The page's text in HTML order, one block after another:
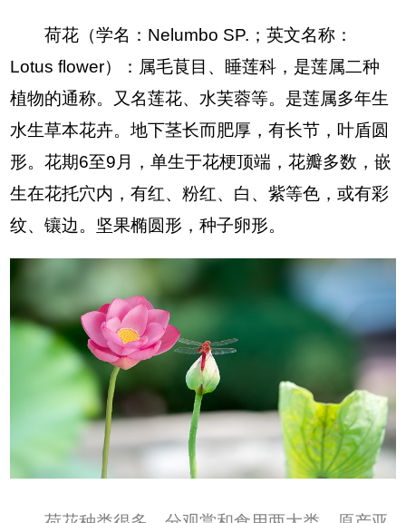
荷花（学名：Nelumbo SP.；英文名称：
Lotus flower）：属毛茛目、睡莲科，是莲属二种
植物的通称。又名莲花、水芙蓉等。是莲属多年生
水生草本花卉。地下茎长而肥厚，有长节，叶盾圆
形。花期6至9月，单生于花梗顶端，花瓣多数，嵌
生在花托穴内，有红、粉红、白、紫等色，或有彩
纹、镶边。坚果椭圆形，种子卵形。